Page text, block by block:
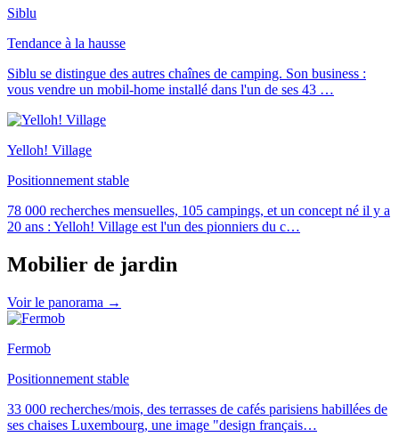
Siblu
Tendance à la hausse
Siblu se distingue des autres chaînes de camping. Son business :
vous vendre un mobil-home installé dans l'un de ses 43 …
Yelloh! Village
Positionnement stable
78 000 recherches mensuelles, 105 campings, et un concept né il y a
20 ans : Yelloh! Village est l'un des pionniers du c…
Mobilier de jardin
Voir le panorama →
Fermob
Positionnement stable
33 000 recherches/mois, des terrasses de cafés parisiens habillées de
ses chaises Luxembourg, une image "design français…